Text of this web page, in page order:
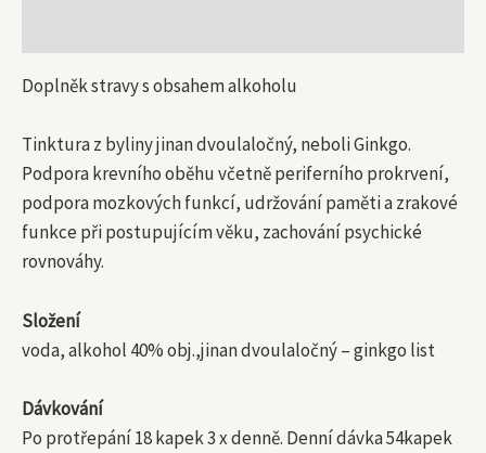
Doplněk stravy s obsahem alkoholu
Tinktura z byliny jinan dvoulaločný, neboli Ginkgo.
Podpora krevního oběhu včetně periferního prokrvení,
podpora mozkových funkcí, udržování paměti a zrakové
funkce při postupujícím věku, zachování psychické
rovnováhy.
Složení
voda, alkohol 40% obj.,jinan dvoulaločný – ginkgo list
Dávkování
Po protřepání 18 kapek 3 x denně. Denní dávka 54kapek